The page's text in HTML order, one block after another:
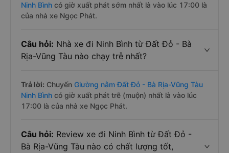
Ninh Bình có giờ xuất phát sớm nhất là vào lúc 17:00 là
của nhà xe Ngọc Phát.
Câu hỏi: Nhà xe đi Ninh Bình từ Đất Đỏ - Bà
Rịa-Vũng Tàu nào chạy trễ nhất?
Trả lời: Chuyến Giường nằm Đất Đỏ - Bà Rịa-Vũng Tàu
Ninh Bình có giờ xuất phát trễ (muộn) nhất là vào lúc
17:00 là của nhà xe Ngọc Phát.
Câu hỏi: Review xe đi Ninh Bình từ Đất Đỏ -
Bà Rịa-Vũng Tàu nào có chất lượng tốt,